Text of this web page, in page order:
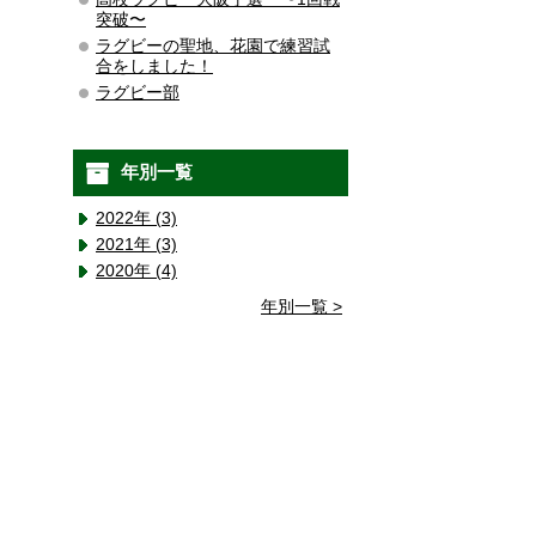
突破〜
ラグビーの聖地、花園で練習試
合をしました！
ラグビー部
年別一覧
2022年 (3)
2021年 (3)
2020年 (4)
年別一覧 >